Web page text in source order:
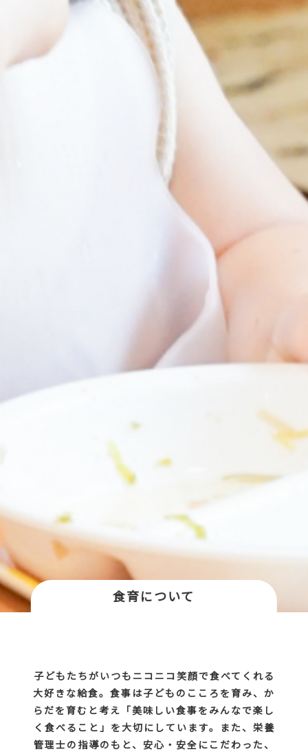
食育について
子どもたちがいつもニコニコ笑顔で食べてくれる
大好きな給食。食事は子どものこころを育み、か
らだを育むと考え「美味しい食事をみんなで楽し
く食べること」を大切にしています。また、栄養
管理士の指導のもと、安心・安全にこだわった、